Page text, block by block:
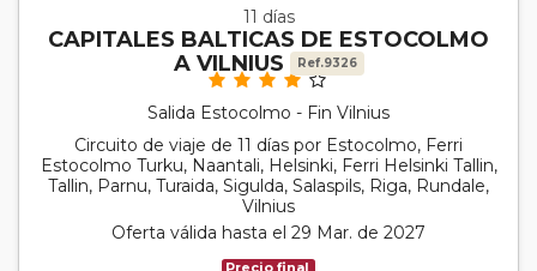
11 días
CAPITALES BALTICAS DE ESTOCOLMO
A VILNIUS
Ref.9326
Salida Estocolmo - Fin Vilnius
Circuito de viaje de 11 días por Estocolmo, Ferri
Estocolmo Turku, Naantali, Helsinki, Ferri Helsinki Tallin,
Tallin, Parnu, Turaida, Sigulda, Salaspils, Riga, Rundale,
Vilnius
Oferta válida hasta el 29 Mar. de 2027
Precio final